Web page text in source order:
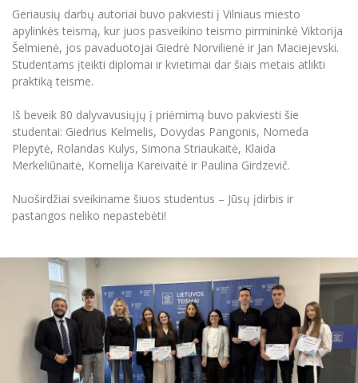
Vilniaus Karaliaus Sedžiongo institutas
Frankofoniškų šalių studijų centras
Frankofoniškų šalių studijų centras
Civilinė sauga
Korupcijos prevencija
Daugiafaktorinė autentifikacija universiteto
darbuotojams (MFA)
Mokslininkų profiliai "CRIS"
Bendruomenės gerovė
MRU norminių teisės aktų duomenų bazė
Intranetas
eDVS
MRU mobilios programėlės
Profesinė sąjunga
Geriausių darbų autoriai buvo pakviesti į Vilniaus miesto
apylinkės teismą, kur juos pasveikino teismo pirmininkė Viktorija
Šelmienė, jos pavaduotojai Giedrė Norvilienė ir Jan Maciejevski.
Studentams įteikti diplomai ir kvietimai dar šiais metais atlikti
praktiką teisme.
Iš beveik 80 dalyvavusiųjų į priėmimą buvo pakviesti šie
studentai: Giedrius Kelmelis, Dovydas Pangonis, Nomeda
Plepytė, Rolandas Kulys, Simona Striaukaitė, Klaida
Merkeliūnaitė, Kornelija Kareivaitė ir Paulina Girdzevič.
Nuoširdžiai sveikiname šiuos studentus – Jūsų įdirbis ir
pastangos neliko nepastebėti!